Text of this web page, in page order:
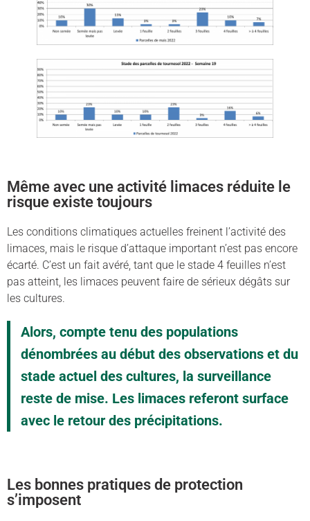
Même avec une activité limaces réduite le
risque existe toujours
Les conditions climatiques actuelles freinent l’activité des
limaces, mais le risque d’attaque important n’est pas encore
écarté. C’est un fait avéré, tant que le stade 4 feuilles n’est
pas atteint, les limaces peuvent faire de sérieux dégâts sur
les cultures.
Alors, compte tenu des populations
dénombrées au début des observations et du
stade actuel des cultures, la surveillance
reste de mise. Les limaces referont surface
avec le retour des précipitations.
Les bonnes pratiques de protection
s’imposent